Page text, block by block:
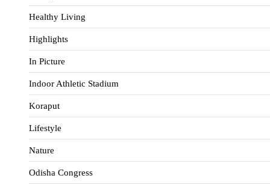
Healthy Living
Highlights
In Picture
Indoor Athletic Stadium
Koraput
Lifestyle
Nature
Odisha Congress